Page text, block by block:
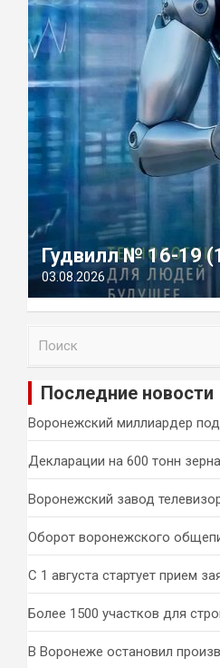
Гудвилл № 16-19
03.08.2026
и
Последние новости
Воронежский миллиардер
Декларации на 600 тонн
Воронежский завод
Оборот воронежского
С 1 августа стартует прием
Более 1500 участков для
В Воронеже остановил